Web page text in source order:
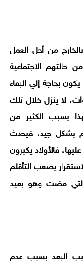
بالخارج من أجل العمل
حالتهم الاجتماعية
بحاجة إلي البقاء
لا ينزل خلال تلك
يسبب الكثير من
بشكل جيد، فيحدث
فالأولاد يكبرون
يصعب التأقلم
مضت وهو بعيد
البعد بسبب عدم